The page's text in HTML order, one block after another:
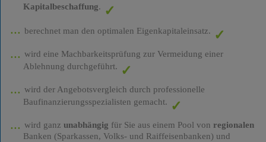
Kapitalbeschaffung.
berechnet man den optimalen Eigenkapitaleinsatz.
wird eine Machbarkeitsprüfung zur Vermeidung einer
Ablehnung durchgeführt.
wird der Angebotsvergleich durch professionelle
Baufinanzierungsspezialisten gemacht.
wird ganz unabhängig für Sie aus einem Pool von regionalen
Banken (Sparkassen, Volks- und Raiffeisenbanken) und